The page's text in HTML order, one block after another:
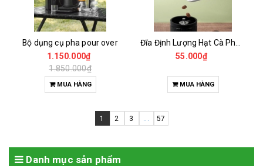
Bộ dụng cụ pha pour over
1.150.000₫
1.850.000₫
MUA HÀNG
55.000₫
MUA HÀNG
1 2 3 ... 57
Danh mục sản phẩm